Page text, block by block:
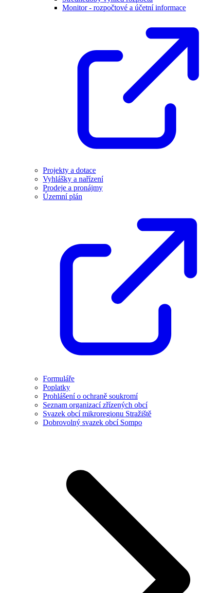
Monitor - rozpočtové a účetní informace
Projekty a dotace
Vyhlášky a nařízení
Prodeje a pronájmy
Územní plán
Formuláře
Poplatky
Prohlášení o ochraně soukromí
Seznam organizací zřízených obcí
Svazek obcí mikroregionu Stražiště
Dobrovolný svazek obcí Sompo